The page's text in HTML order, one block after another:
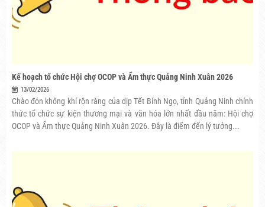
Kế hoạch tổ chức Hội chợ OCOP và Ẩm thực Quảng Ninh Xuân 2026
13/02/2026
Chào đón không khí rộn ràng của dịp Tết Bính Ngọ, tỉnh Quảng Ninh chính
thức tổ chức sự kiện thương mại và văn hóa lớn nhất đầu năm: Hội chợ
OCOP và Ẩm thực Quảng Ninh Xuân 2026. Đây là điểm đến lý tưởng...